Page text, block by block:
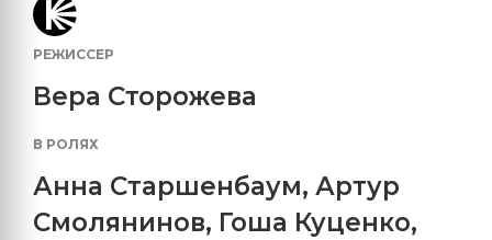
РЕЖИССЕР
Вера Сторожева
В РОЛЯХ
Анна Старшенбаум, Артур
Смолянинов, Гоша Куценко,